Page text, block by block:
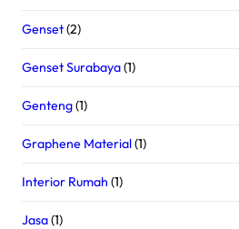
Genset(2)
Genset Surabaya(1)
Genteng(1)
Graphene Material(1)
Interior Rumah (1)
Jasa(1)